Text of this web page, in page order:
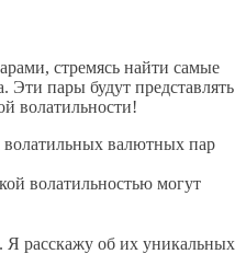
стремясь найти самые
пары будут представлять
волатильности!
валютных пар
волатильностью могут
расскажу об их уникальных